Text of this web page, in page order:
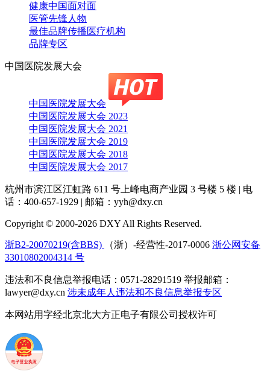
健康中国面对面
医管先锋人物
最佳品牌传播医疗机构
品牌专区
中国医院发展大会
中国医院发展大会
中国医院发展大会 2023
中国医院发展大会 2021
中国医院发展大会 2019
中国医院发展大会 2018
中国医院发展大会 2017
杭州市滨江区江虹路 611 号上峰电商产业园 3 号楼 5 楼 | 电
话：400-657-1929 | 邮箱：yyh@dxy.cn
Copyright © 2000-2026 DXY All Rights Reserved.
浙B2-20070219(含BBS) （浙）-经营性-2017-0006 浙公网安备
33010802004314 号
违法和不良信息举报电话：0571-28291519 举报邮箱：
lawyer@dxy.cn 涉未成年人违法和不良信息举报专区
本网站用字经北京北大方正电子有限公司授权许可